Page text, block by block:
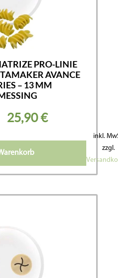
PRO-LINIE
AVANCE
– 13 MM
25,90€
inkl.
zzgl.